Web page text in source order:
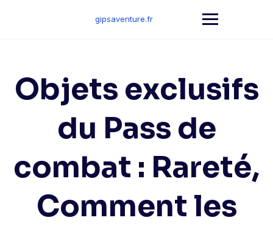
gipsaventure.fr
Objets exclusifs
du Pass de
combat : Rareté,
Comment les